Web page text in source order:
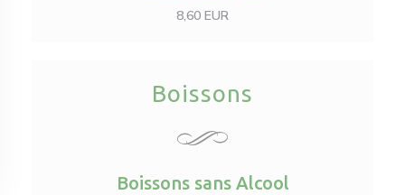
8,60 EUR
Boissons
Boissons sans Alcool